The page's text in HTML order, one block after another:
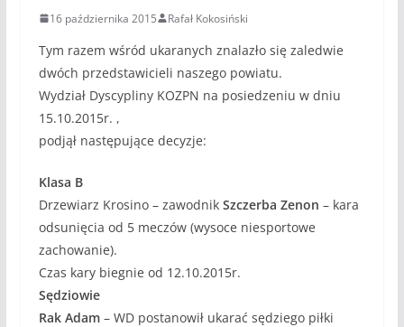
16 października 2015 Rafał Kokosiński
Tym razem wśród ukaranych znalazło się zaledwie
dwóch przedstawicieli naszego powiatu.
Wydział Dyscypliny KOZPN na posiedzeniu w dniu
15.10.2015r. ,
podjął następujące decyzje:
Klasa B
Drzewiarz Krosino – zawodnik Szczerba Zenon – kara
odsunięcia od 5 meczów (wysoce niesportowe
zachowanie).
Czas kary biegnie od 12.10.2015r.
Sędziowie
Rak Adam– WD postanowił ukarać sędziego piłki